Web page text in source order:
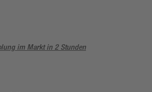
im Markt in 2 Stunden